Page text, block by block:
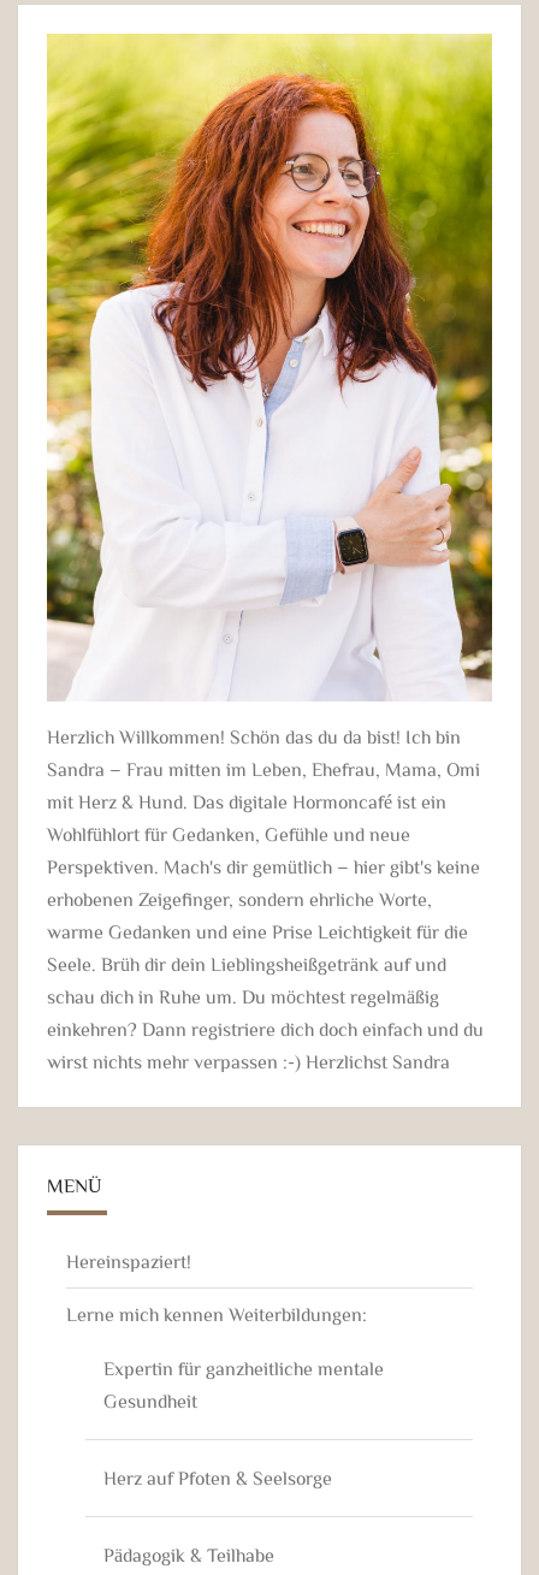
Herzlich Willkommen! Schön das du da bist! Ich bin
Sandra – Frau mitten im Leben, Ehefrau, Mama, Omi
mit Herz & Hund. Das digitale Hormoncafé ist ein
Wohlfühlort für Gedanken, Gefühle und neue
Perspektiven. Mach's dir gemütlich – hier gibt's keine
erhobenen Zeigefinger, sondern ehrliche Worte,
warme Gedanken und eine Prise Leichtigkeit für die
Seele. Brüh dir dein Lieblingsheißgetränk auf und
schau dich in Ruhe um. Du möchtest regelmäßig
einkehren? Dann registriere dich doch einfach und du
wirst nichts mehr verpassen :-) Herzlichst Sandra
MENÜ
Hereinspaziert!
Lerne mich kennen Weiterbildungen:
Expertin für ganzheitliche mentale
Gesundheit
Herz auf Pfoten & Seelsorge
Pädagogik & Teilhabe